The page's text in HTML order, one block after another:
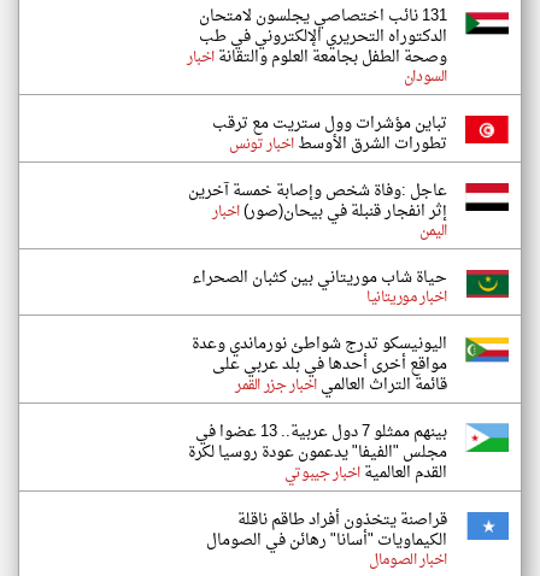
131 نائب اختصاصي يجلسون لامتحان
الدكتوراه التحريري الإلكتروني في طب
وصحة الطفل بجامعة العلوم والتقانةاخبار
السودان
تباين مؤشرات وول ستريت مع ترقب
تطورات الشرق الأوسطاخبار تونس
عاجل :وفاة شخص وإصابة خمسة آخرين
إثر انفجار قنبلة في بيحان(صور)اخبار
اليمن
حياة شاب موريتاني بين كثبان الصحراء
اخبار موريتانيا
اليونيسكو تدرج شواطئ نورماندي وعدة
مواقع أخرى أحدها في بلد عربي على
قائمة التراث العالمياخبار جزر القمر
بينهم ممثلو 7 دول عربية.. 13 عضوا في
مجلس "الفيفا" يدعمون عودة روسيا لكرة
القدم العالميةاخبار جيبوتي
قراصنة يتخذون أفراد طاقم ناقلة
الكيماويات "أسانا" رهائن في الصومال
اخبار الصومال